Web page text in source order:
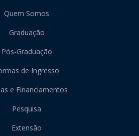
Quem Somos
Graduação
Pós-Graduação
de Ingresso
e Financiamentos
Pesquisa
Extensão